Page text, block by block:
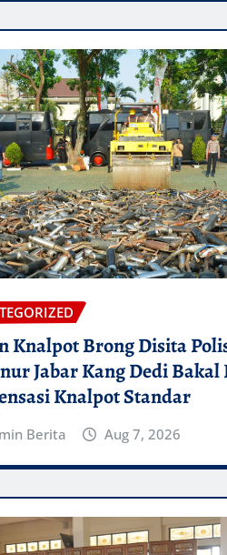
Knalpot Brong Disita
Jabar Kang Dedi
Knalpot Standar
Berita Aug 7, 2026